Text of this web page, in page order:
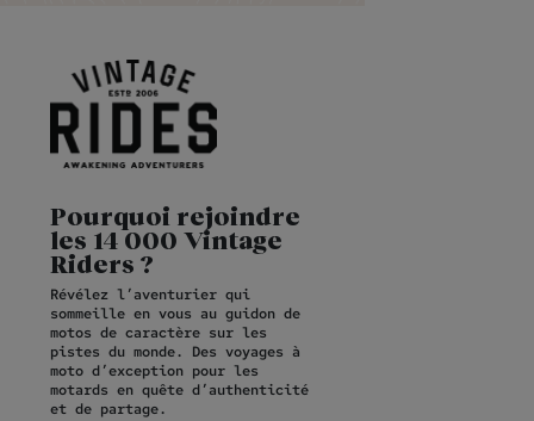
Pourquoi rejoindre
les 14 000 Vintage
Riders ?
Révélez l’aventurier qui
sommeille en vous au guidon de
motos de caractère sur les
pistes du monde. Des voyages à
moto d’exception pour les
motards en quête d’authenticité
et de partage.